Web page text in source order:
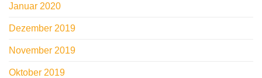
Januar 2020
Dezember 2019
November 2019
Oktober 2019